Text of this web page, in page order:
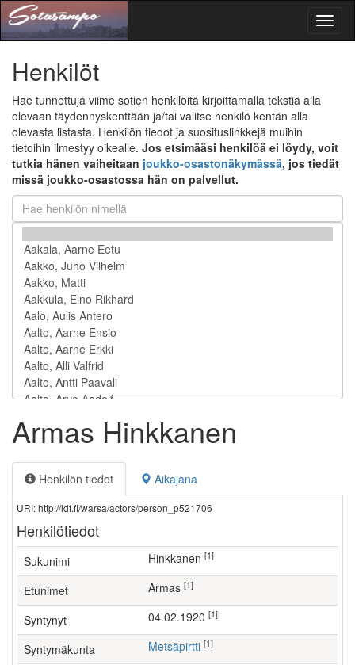
Henkilöt
Hae tunnettuja viime sotien henkilöitä kirjoittamalla tekstiä alla
olevaan täydennyskenttään ja/tai valitse henkilö kentän alla
olevasta listasta. Henkilön tiedot ja suosituslinkkejä muihin
tietoihin ilmestyy oikealle. Jos etsimääsi henkilöä ei löydy, voit
tutkia hänen vaiheitaan joukko-osastonäkymässä, jos tiedät
missä joukko-osastossa hän on palvellut.
Armas Hinkkanen
Henkilön tiedot Aikajana
URI: http://ldf.fi/warsa/actors/person_p521706
Henkilötiedot
Sukunimi Hinkkanen [1]
Etunimet Armas [1]
Syntynyt 04.02.1920 [1]
Syntymäkunta Metsäpirtti [1]